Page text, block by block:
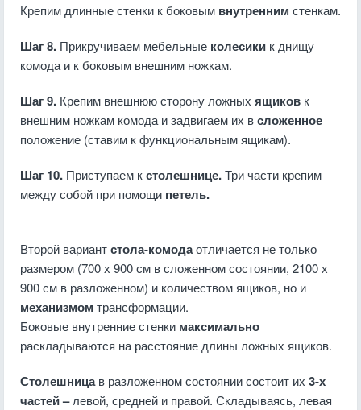
Крепим длинные стенки к боковым внутренним стенкам.
Шаг 8. Прикручиваем мебельные колесики к днищу
комода и к боковым внешним ножкам.
Шаг 9. Крепим внешнюю сторону ложных ящиков к
внешним ножкам комода и задвигаем их всложенное
положение (ставим к функциональным ящикам).
Шаг 10. Приступаем кстолешнице.Три части крепим
между собой при помощи петель.
Второй вариантстола-комодаотличается не только
размером (700 х 900 см в сложенном состоянии, 2100 х
900 см в разложенном) и количеством ящиков, но и
механизмом трансформации.
Боковые внутренние стенки максимально
раскладываются на расстояние длины ложных ящиков.
Столешницав разложенном состоянии состоит их 3-х
частей –левой, средней и правой. Складываясь, левая